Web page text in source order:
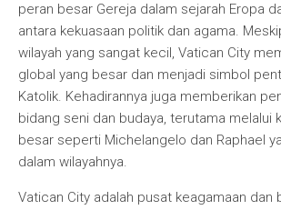
peran besar Gereja dalam sejarah Eropa
antara kekuasaan politik dan agama.
wilayah yang sangat kecil, Vatican City
global yang besar dan menjadi simbol
Katolik. Kehadirannya juga memberikan
bidang seni dan budaya, terutama melalui
besar seperti Michelangelo dan Raphael
dalam wilayahnya.
Vatican City adalah pusat keagamaan dan